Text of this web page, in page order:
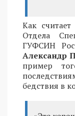
Как
Отдела
ГУФСИН
Александр
пример
бедствия в